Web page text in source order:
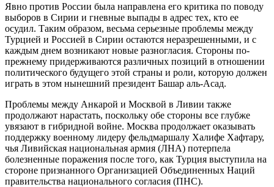
Явно против России была направлена его критика по поводу
выборов в Сирии и гневные выпады в адрес тех, кто ее
осудил. Таким образом, весьма серьезные проблемы между
Турцией и Россией в Сирии остаются неразрешенными, и с
каждым днем возникают новые разногласия. Стороны по-
прежнему придерживаются различных позиций в отношении
политического будущего этой страны и роли, которую должен
играть в этом нынешний президент Башар аль-Асад.
Проблемы между Анкарой и Москвой в Ливии также
продолжают нарастать, поскольку обе стороны все глубже
увязают в гибридной войне. Москва продолжает оказывать
поддержку военному лидеру фельдмаршалу Халифе Хафтару,
чья Ливийская национальная армия (ЛНА) потерпела
болезненные поражения после того, как Турция выступила на
стороне признанного Организацией Объединенных Наций
правительства национального согласия (ПНС).